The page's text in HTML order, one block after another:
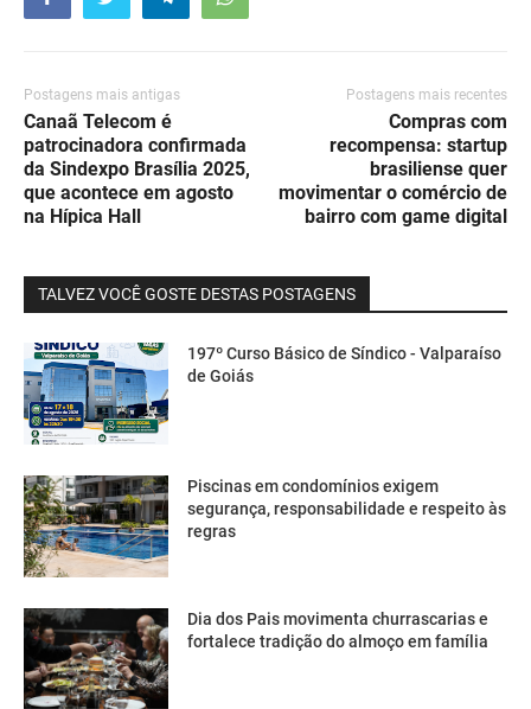
Postagens mais antigas
Canaã Telecom é
patrocinadora confirmada
da Sindexpo Brasília 2025,
que acontece em agosto
na Hípica Hall
Postagens mais recentes
Compras com
recompensa: startup
brasiliense quer
movimentar o comércio de
bairro com game digital
TALVEZ VOCÊ GOSTE DESTAS POSTAGENS
197º Curso Básico de Síndico - Valparaíso
de Goiás
Piscinas em condomínios exigem
segurança, responsabilidade e respeito às
regras
Dia dos Pais movimenta churrascarias e
fortalece tradição do almoço em família